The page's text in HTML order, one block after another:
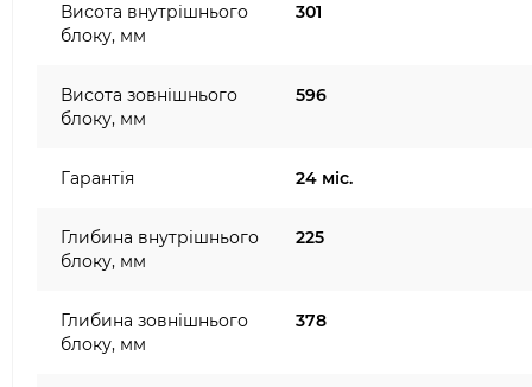
Висота внутрішнього
блоку, мм
301
Висота зовнішнього
блоку, мм
596
Гарантія 24 міс.
Глибина внутрішнього
блоку, мм
225
Глибина зовнішнього
блоку, мм
378